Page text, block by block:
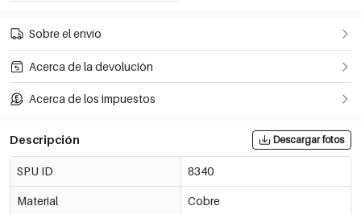
Sobre el envío
Acerca de la devolución
Acerca de los impuestos
Descripción Descargar fotos
SPU ID 8340
Material Cobre